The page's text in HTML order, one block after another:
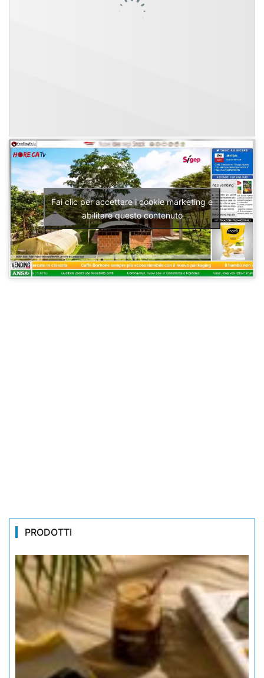
Fai clic per accettare i cookie marketing e
abilitare questo contenuto
PRODOTTI